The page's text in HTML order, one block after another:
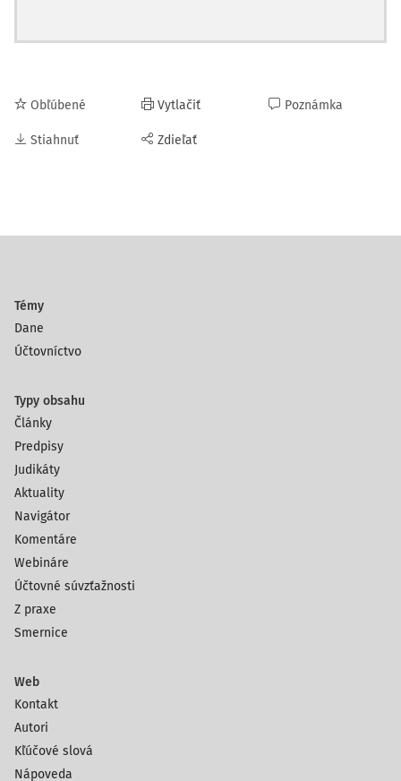
Obľúbené
Stiahnuť
Vytlačiť
Zdieľať
Poznámka
Témy
Dane
Účtovníctvo
Typy obsahu
Články
Predpisy
Judikáty
Aktuality
Navigátor
Komentáre
Webináre
Účtovné súvzťažnosti
Z praxe
Smernice
Web
Kontakt
Autori
Kľúčové slová
Nápoveda